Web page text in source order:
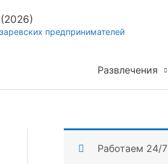
предпринимателей
Развлечения
Работаем 24/7